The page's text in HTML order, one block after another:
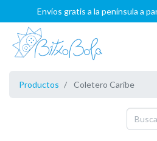
Envíos gratis a la península a
Productos Coletero Caribe